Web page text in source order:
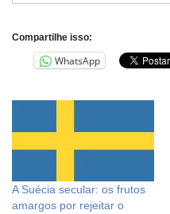
Compartilhe isso:
WhatsApp
A Suécia secular: os frutos
amargos por rejeitar o